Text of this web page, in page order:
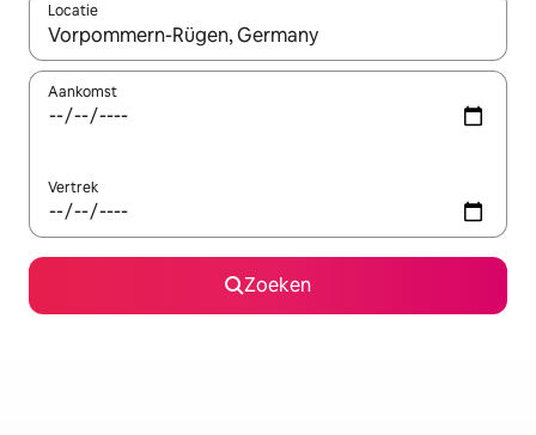
Locatie
Wanneer er resultaten beschikbaar zijn, maak je een keuze
Aankomst
Vertrek
Zoeken